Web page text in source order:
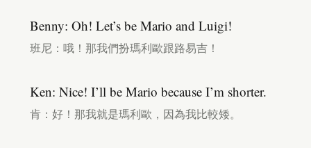
Benny: Oh! Let’s be Mario and Luigi!
班尼：哦！那我們扮瑪利歐跟路易吉！
Ken: Nice! I’ll be Mario because I’m shorter.
肯：好！那我就是瑪利歐，因為我比較矮。